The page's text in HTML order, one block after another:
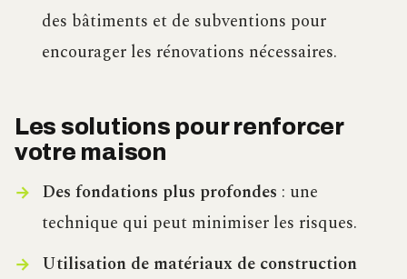
des bâtiments et de subventions pour
encourager les rénovations nécessaires.
Les solutions pour renforcer
votre maison
Des fondations plus profondes : une
technique qui peut minimiser les risques.
Utilisation de matériaux de construction